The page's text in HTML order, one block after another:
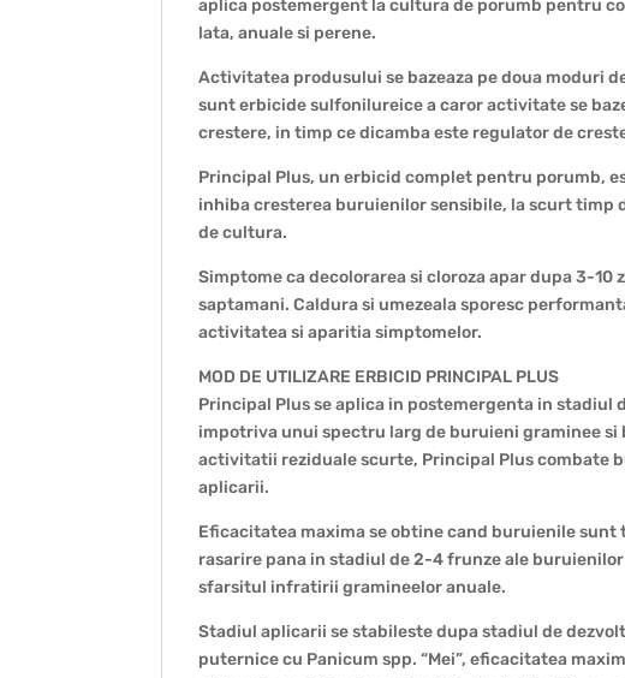
aplica postemergent la cultura de porumb pentru
lata, anuale si perene.
Activitatea produsului se bazeaza pe doua moduri
sunt erbicide sulfonilureice a caror activitate se
crestere, in timp ce dicamba este regulator de
Principal Plus, un erbicid complet pentru porumb,
inhiba cresterea buruienilor sensibile, la scurt
de cultura.
Simptome ca decolorarea si cloroza apar dupa 3-
saptamani. Caldura si umezeala sporesc
activitatea si aparitia simptomelor.
MOD DE UTILIZARE ERBICID PRINCIPAL PLUS
Principal Plus se aplica in postemergenta in
impotriva unui spectru larg de buruieni graminee
activitatii reziduale scurte, Principal Plus combate
aplicarii.
Eficacitatea maxima se obtine cand buruienile
rasarire pana in stadiul de 2-4 frunze ale
sfarsitul infratirii gramineelor anuale.
Stadiul aplicarii se stabileste dupa stadiul de
puternice cu Panicum spp. “Mei”, eficacitatea